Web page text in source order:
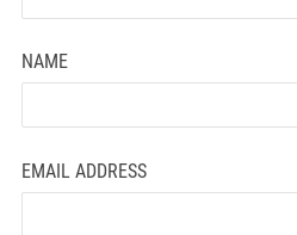
NAME
EMAIL ADDRESS